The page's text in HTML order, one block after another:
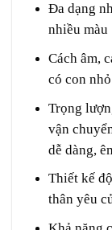
Đa dạng
nhiều
Cách âm,
có con
Trọng
vận
dễ dàng,
Thiết kế
thân yêu